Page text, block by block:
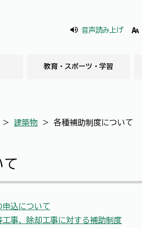
音声読み上げ
教育・スポーツ・学習
＞ 建築物 ＞ 各種補助制度について
て
申込について
事、除却工事に対する補助制度